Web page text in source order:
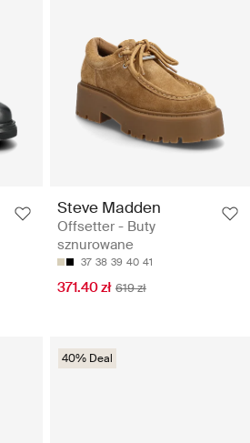
Steve Madden
Offsetter - Buty
sznurowane
37 38 39 40 41
371.40 zł 619 zł
40% Deal